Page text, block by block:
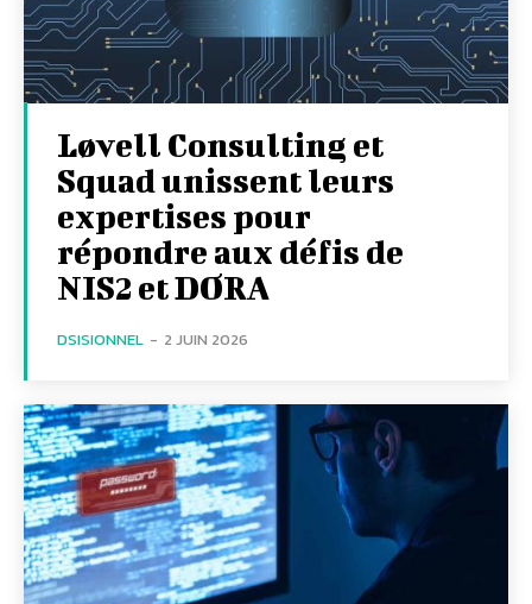
Løvell Consulting et
Squad unissent leurs
expertises pour
répondre aux défis de
NIS2 et DORA
DSISIONNEL - 2 JUIN 2026